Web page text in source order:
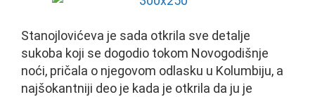
Stanojlovićeva je sada otkrila sve detalje
sukoba koji se dogodio tokom Novogodišnje
noći, pričala o njegovom odlasku u Kolumbiju, a
najšokantniji deo je kada je otkrila da ju je